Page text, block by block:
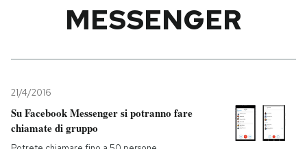
Mondo
Internet
Scienza
Cultura
Moda
Libri
Media
MESSENGER
21/4/2016
Su Facebook Messenger si potranno fare
chiamate di gruppo